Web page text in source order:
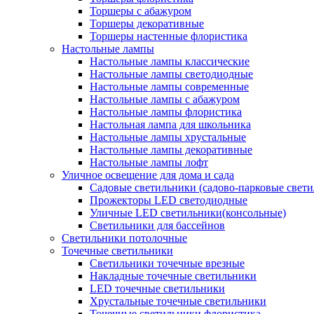
Торшеры с абажуром
Торшеры декоративные
Торшеры настенные флористика
Настольные лампы
Настольные лампы классические
Настольные лампы светодиодные
Настольные лампы современные
Настольные лампы с абажуром
Настольные лампы флористика
Настольная лампа для школьника
Настольные лампы хрустальные
Настольные лампы декоративные
Настольные лампы лофт
Уличное освещение для дома и сада
Садовые светильники (садово-парковые
Прожекторы LED светодиодные
Уличные LED светильники(консольные)
Светильники для бассейнов
Светильники потолочные
Точечные светильники
Светильники точечные врезные
Накладные точечные светильники
LED точечные светильники
Хрустальные точечные светильники